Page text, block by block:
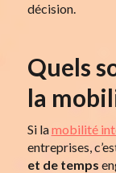
décision.
Quels
la
Si lamobilité
entreprises,
et de temps